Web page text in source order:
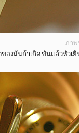
ภาพ
มันถ้าเกิด ขันแล้วหัวเ